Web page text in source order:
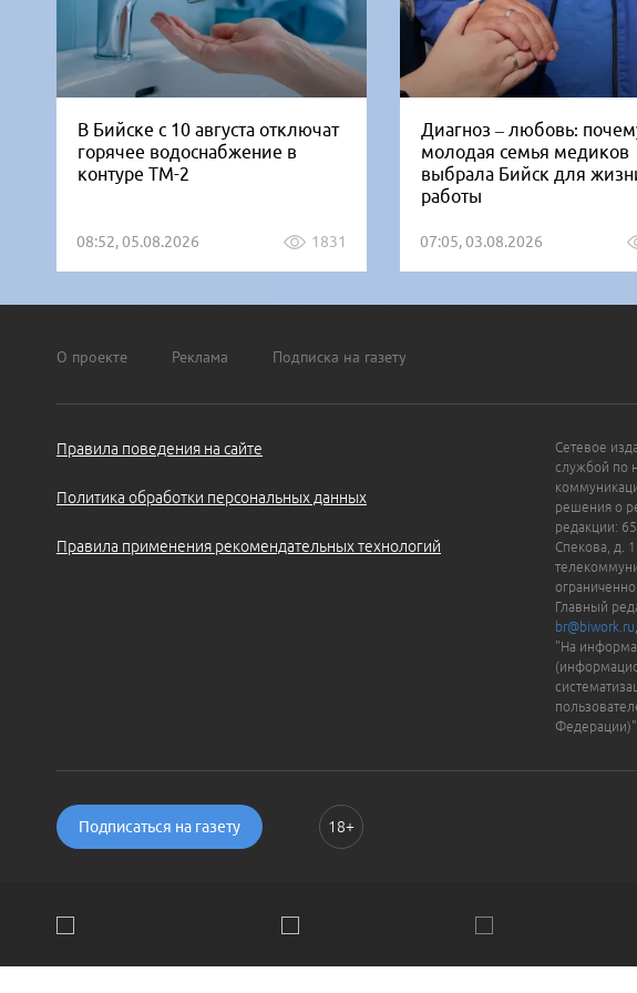
В Бийске с 10 августа отключат
горячее водоснабжение в
контуре ТМ-2
08:52, 05.08.2026 1831
Диагноз – любовь:
молодая семья медиков
выбрала Бийск для
работы
07:05, 03.08.2026
О проекте Реклама Подписка на газету
Правила поведения на сайте
Политика обработки персональных данных
Правила применения рекомендательных технологий
Сетевое
службой по
решения о
редакции:
Спекова, д.
Главный
br@biwork.ru
"На
Федерации)".
Подписаться на газету 18+